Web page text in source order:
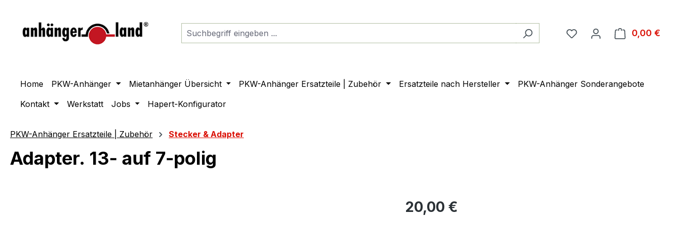
0,00 €
Home PKW-Anhänger Mietanhänger Übersicht PKW-Anhänger Ersatzteile | Zubehör Ersatzteile nach Hersteller
PKW-Anhänger Sonderangebote
Kontakt
Werkstatt Jobs Hapert-Konfigurator
PKW-Anhänger Ersatzteile | Zubehör Stecker & Adapter
Adapter. 13- auf 7-polig
20,00 €